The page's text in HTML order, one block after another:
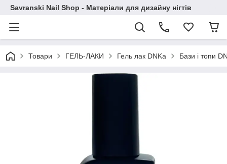
Savranski Nail Shop - Матеріали для дизайну нігтів
Товари ГЕЛЬ-ЛАКИ Гель лак DNKa Бази і топи